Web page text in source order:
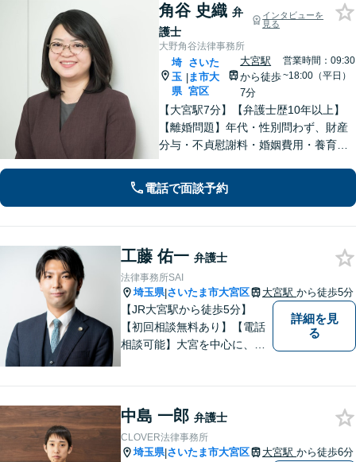
角谷 史織 弁
護士
インタビューを
見る
大野角谷法律事務所
埼
玉
県
|
さいた
ま市大
宮区
大宮駅
から徒歩
7分
営業時間：09:30
~18:00（平日）
【大宮駅7分】【弁護士歴10年以上】
【離婚問題】年代・性別問わず、財産
分与・不貞慰謝料・婚姻費用・養育
の出版経験あり。相続税対応が必要に
なりそうな場合には税理士との連携も
電話で面談予約
工藤 佑一 弁護士
法律事務所SAI
埼玉県|さいたま市大宮区 大宮駅 から徒歩5分
【JR大宮駅から徒歩5分】
【初回相談無料あり】【電話
相談可能】大宮を中心に、さ
市、所沢市等の方々からご相
談いただいております。
詳細を見
る
中島 一郎 弁護士
CLOVER法律事務所
埼玉県|さいたま市大宮区 大宮駅 から徒歩6分